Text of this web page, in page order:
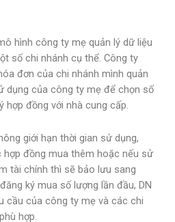
hình công ty mẹ quản lý dữ liệu
số chi nhánh cụ thể. Công ty
đơn của chi nhánh mình quản
dụng của công ty mẹ để chọn số
hợp đồng với nhà cung cấp.
giới hạn thời gian sử dụng,
hợp đồng mua thêm hoặc nếu sử
tài chính thì sẽ bảo lưu sang
ký mua số lượng lần đầu, DN
cầu của công ty mẹ và các chi
hợp.